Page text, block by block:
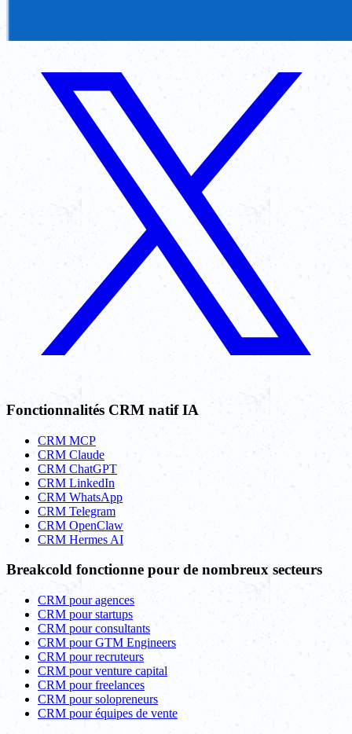
Fonctionnalités CRM natif IA
CRM MCP
CRM Claude
CRM ChatGPT
CRM LinkedIn
CRM WhatsApp
CRM Telegram
CRM OpenClaw
CRM Hermes AI
Breakcold fonctionne pour de nombreux secteurs
CRM pour agences
CRM pour startups
CRM pour consultants
CRM pour GTM Engineers
CRM pour recruteurs
CRM pour venture capital
CRM pour freelances
CRM pour solopreneurs
CRM pour équipes de vente